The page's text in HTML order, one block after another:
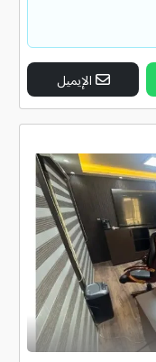
الإيميل